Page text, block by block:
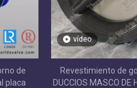
de
placa
vídeo
Revestimiento de
DUCCIOS MASCO DE